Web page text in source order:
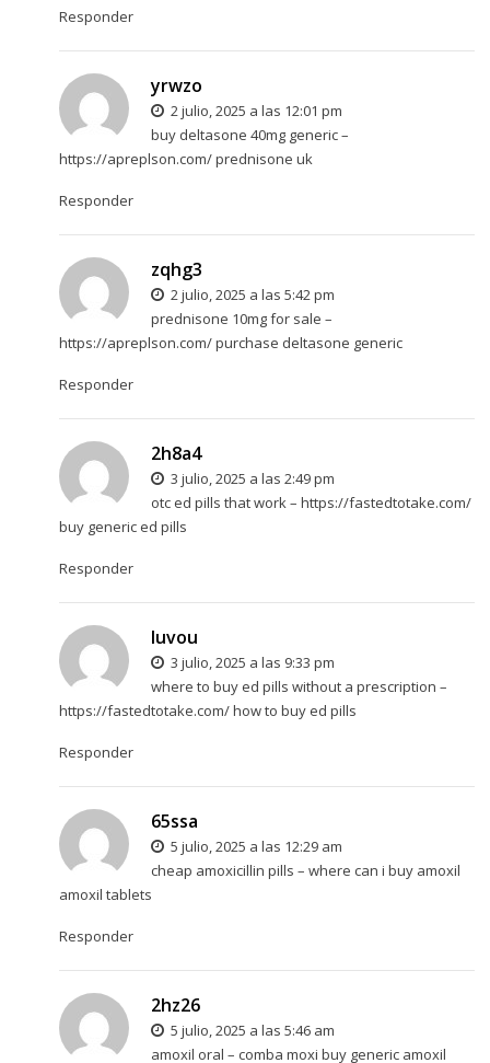
Responder
yrwzo
2 julio, 2025 a las 12:01 pm
buy deltasone 40mg generic –
https://apreplson.com/prednisone uk
Responder
zqhg3
2 julio, 2025 a las 5:42 pm
prednisone 10mg for sale –
https://apreplson.com/purchase deltasone generic
Responder
2h8a4
3 julio, 2025 a las 2:49 pm
otc ed pills that work – https://fastedtotake.com/
buy generic ed pills
Responder
luvou
3 julio, 2025 a las 9:33 pm
where to buy ed pills without a prescription –
https://fastedtotake.com/how to buy ed pills
Responder
65ssa
5 julio, 2025 a las 12:29 am
cheap amoxicillin pills – where can i buy amoxil
amoxil tablets
Responder
2hz26
5 julio, 2025 a las 5:46 am
amoxil oral – comba moxi buy generic amoxil